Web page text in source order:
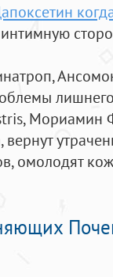
Мориамин
омолодят